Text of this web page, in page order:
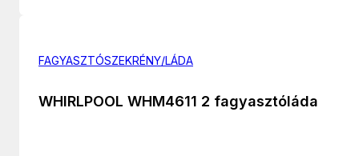
FAGYASZTÓSZEKRÉNY/LÁDA
WHIRLPOOL WHM4611 2 fagyasztóláda